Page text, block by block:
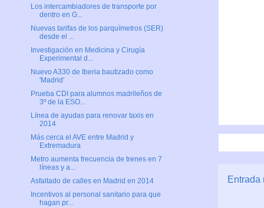
Entrada
Los intercambiadores de transporte por
dentro en G...
Nuevas tarifas de los parquímetros (SER)
desde el ...
Investigación en Medicina y Cirugía
Experimental d...
Nuevo A330 de Iberia bautizado como
'Madrid'
Prueba CDI para alumnos madrileños de
3º de la ESO...
Línea de ayudas para renovar taxis en
2014
Más cerca el AVE entre Madrid y
Extremadura
Metro aumenta frecuencia de trenes en 7
líneas y a...
Asfaltado de calles en Madrid en 2014
Incentivos al personal sanitario para que
hagan pr...